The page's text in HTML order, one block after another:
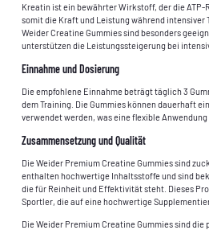
Kreatin ist ein bewährter Wirkstoff, der die ATP-
somit die Kraft und Leistung während
Weider Creatine Gummies sind besonders
unterstützen die Leistungssteigerung bei
Einnahme und Dosierung
Die empfohlene Einnahme beträgt täglich 3
dem Training. Die Gummies können dauerhaft
verwendet werden, was eine flexible
Zusammensetzung und Qualität
Die Weider Premium Creatine Gummies sind
enthalten hochwertige Inhaltsstoffe und sind
die für Reinheit und Effektivität steht. Dieses
Sportler, die auf eine hochwertige
Die Weider Premium Creatine Gummies sind